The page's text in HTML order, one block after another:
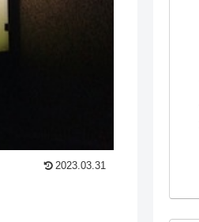
2023.03.31